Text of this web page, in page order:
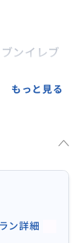
ンイレブ
もっと見る
ン詳細